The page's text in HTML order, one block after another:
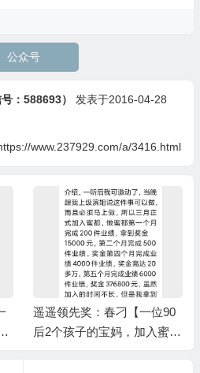
公众号
：588693）
发表于2016-04-28
www.237929.com/a/3416.html
遥遥领先奖：春刁【一位90
后2个孩子的宝妈，加入蜜都